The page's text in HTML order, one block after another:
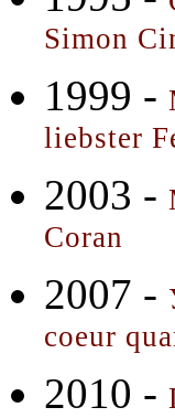
Simon
1999 -
liebster
2003 -
Coran
2007 -
coeur
2010 -